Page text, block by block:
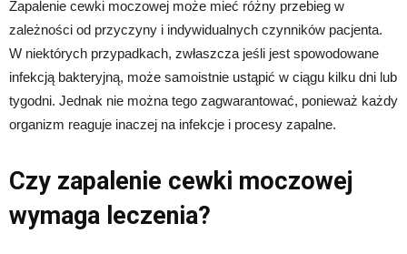
Zapalenie cewki moczowej może mieć różny przebieg w
zależności od przyczyny i indywidualnych czynników pacjenta.
W niektórych przypadkach, zwłaszcza jeśli jest spowodowane
infekcją bakteryjną, może samoistnie ustąpić w ciągu kilku dni lub
tygodni. Jednak nie można tego zagwarantować, ponieważ każdy
organizm reaguje inaczej na infekcje i procesy zapalne.
Czy zapalenie cewki moczowej
wymaga leczenia?